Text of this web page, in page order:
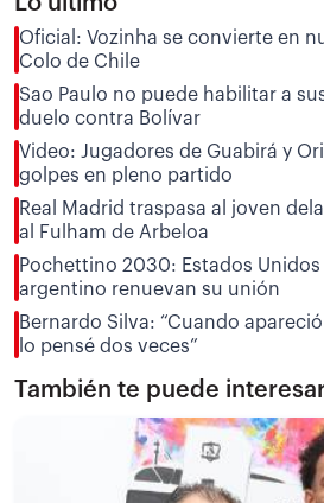
Oficial: Vozinha se convierte en
Colo de Chile
Sao Paulo no puede habilitar a
duelo contra Bolívar
Video: Jugadores de Guabirá y
golpes en pleno partido
Real Madrid traspasa al joven
al Fulham de Arbeloa
Pochettino 2030: Estados
argentino renuevan su unión
Bernardo Silva: “Cuando
lo pensé dos veces”
También te puede